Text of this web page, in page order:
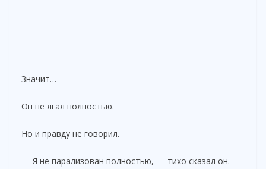
Значит…
Он не лгал полностью.
Но и правду не говорил.
— Я не парализован полностью, — тихо сказал он. —